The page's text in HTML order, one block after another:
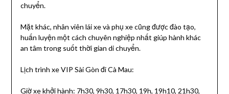
chuyển.
Mặt khác, nhân viên lái xe và phụ xe cũng được đào tạo,
huấn luyện một cách chuyên nghiệp nhất giúp hành khác
an tâm trong suốt thời gian di chuyển.
Lịch trình xe VIP Sài Gòn đi Cà Mau:
Giờ xe khởi hành: 7h30, 9h30, 17h30, 19h, 19h10, 21h30,